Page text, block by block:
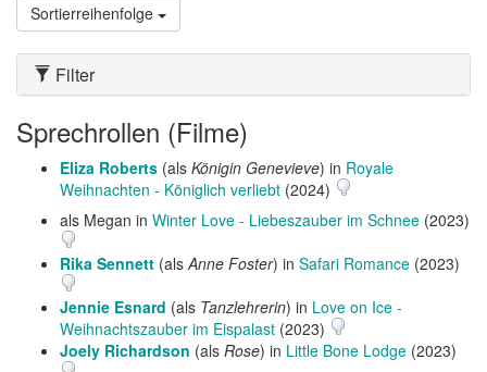
Sortierreihenfolge
Filter
Sprechrollen (Filme)
Eliza Roberts (als Königin Genevieve) in Royale
Weihnachten - Königlich verliebt (2024)
als Megan in Winter Love - Liebeszauber im Schnee (2023)
Rika Sennett (alsAnne Foster) in Safari Romance (2023)
Jennie Esnard (als Tanzlehrerin) in Love on Ice -
Weihnachtszauber im Eispalast (2023)
Joely Richardson (als Rose) in Little Bone Lodge (2023)